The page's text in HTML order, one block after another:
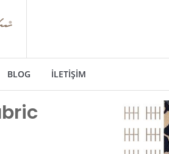
BLOG İLETIŞIM